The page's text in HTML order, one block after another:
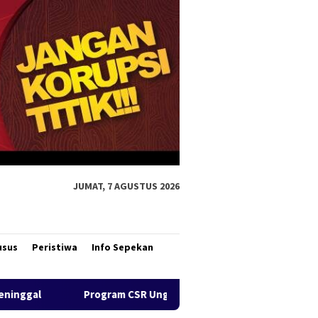
JUMAT, 7 AGUSTUS 2026
Peristiwa Info Sepekan
CSR Unggulan Pertamina Patra Niaga Regional Papua Maluku